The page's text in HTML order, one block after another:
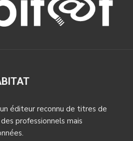
éditeur reconnu de titres de
professionnels mais